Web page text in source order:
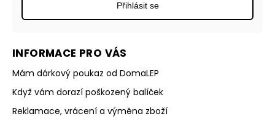
INFORMACE PRO VÁS
Mám dárkový poukaz od DomaLEP
Když vám dorazí poškozený balíček
Reklamace, vrácení a výměna zboží
Přihlásit se